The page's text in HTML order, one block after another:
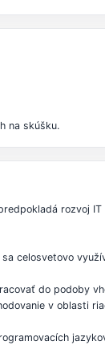
na skúšku.
rozvoj
celosvetovo
do podoby
v oblasti